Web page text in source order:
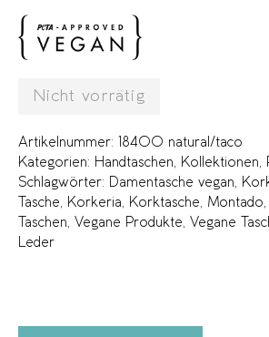
Nicht vorrätig
Artikelnummer:
18400 natural/taco
Kategorien: Handtaschen, Kollektionen,
Schlagwörter: Damentasche vegan,
Tasche, Korkeria, Korktasche, Montado,
Taschen, Vegane Produkte, Vegane
Leder